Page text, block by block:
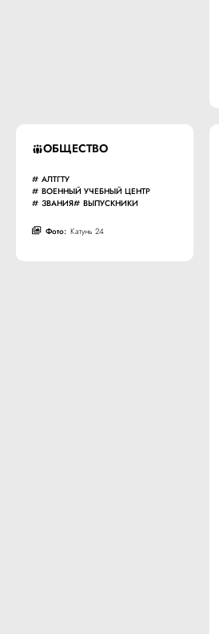
ОБЩЕСТВО
АЛТГТУ
ВОЕННЫЙ УЧЕБНЫЙ ЦЕНТР
ЗВАНИЯ
ВЫПУСКНИКИ
Фото: Катунь 24